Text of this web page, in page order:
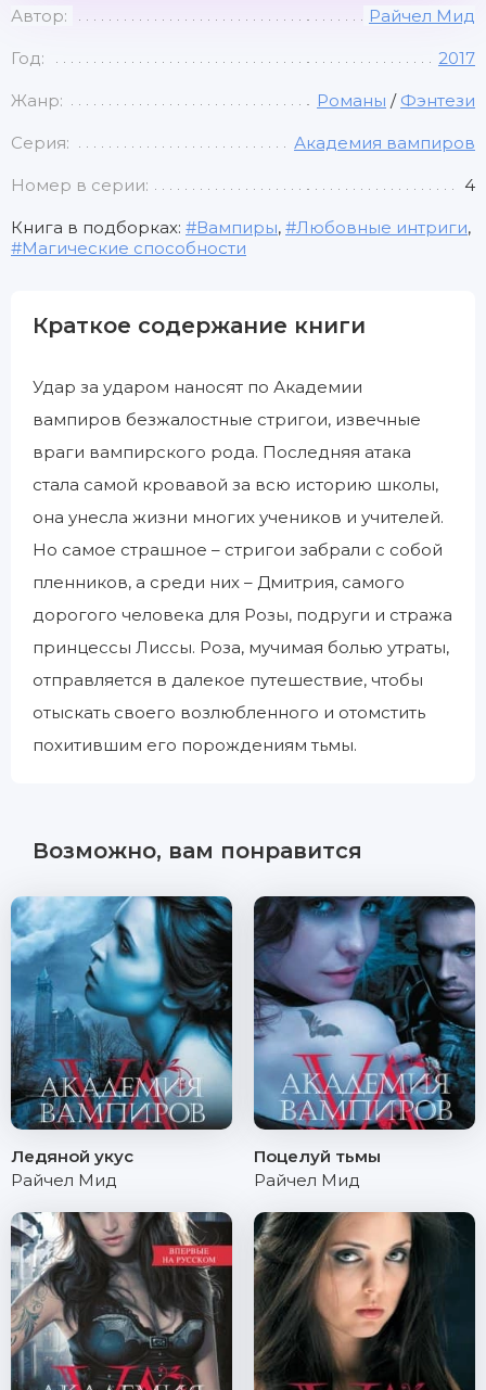
Автор: Райчел Мид
Год: 2017
Жанр: Романы / Фэнтези
Серия: Академия вампиров
Номер в серии: 4
Книга в подборках: Вампиры, Любовные интриги,
Магические способности
Краткое содержание книги
Удар за ударом наносят по Академии
вампиров безжалостные стригои, извечные
враги вампирского рода. Последняя атака
стала самой кровавой за всю историю школы,
она унесла жизни многих учеников и учителей.
Но самое страшное – стригои забрали с собой
пленников, а среди них – Дмитрия, самого
дорогого человека для Розы, подруги и стража
принцессы Лиссы. Роза, мучимая болью утраты,
отправляется в далекое путешествие, чтобы
отыскать своего возлюбленного и отомстить
похитившим его порождениям тьмы.
Возможно, вам понравится
Ледяной укус
Райчел Мид
Поцелуй тьмы
Райчел Мид